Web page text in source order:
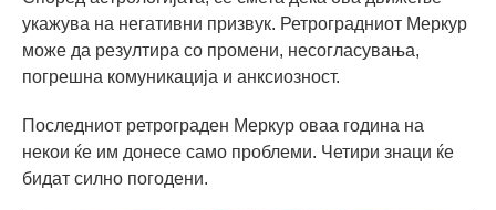
укажува на негативни призвук. Ретроградниот Меркур
може да резултира со промени, несогласувања,
погрешна комуникација и анксиозност.
Последниот ретрограден Меркур оваа година на
некои ќе им донесе само проблеми. Четири знаци ќе
бидат силно погодени.